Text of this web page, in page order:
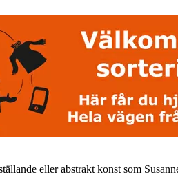
eller abstrakt konst som